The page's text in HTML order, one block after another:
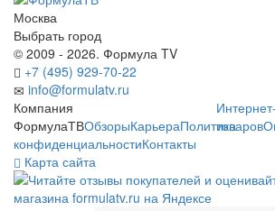
Москва
Выбрать город
© 2009 - 2026. Формула TV
+7 (495) 929-70-22
info@formulatv.ru
Компания
ФормулаТВОбзорыКарьераПолитика
конфиденциальностиКонтакты
товаров
Карта сайта